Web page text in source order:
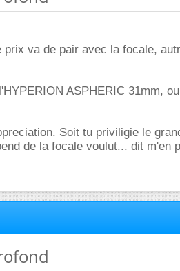
va de pair avec la focale,
ASPHERIC 31mm,
Soit tu priviligie le
de la focale voulut... dit m'en